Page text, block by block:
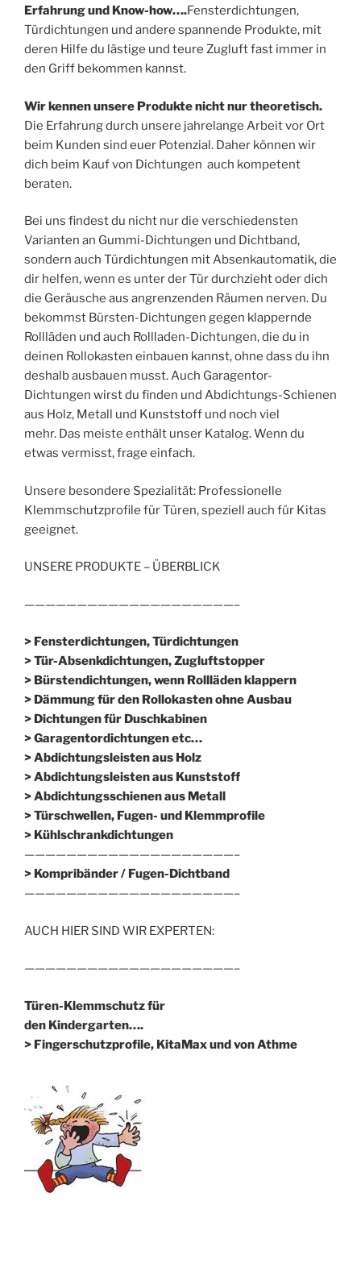
Erfahrung und Know-how….Fensterdichtungen,
Türdichtungen und andere spannende Produkte, mit
deren Hilfe du lästige und teure Zugluft fast immer in
den Griff bekommen kannst.
Wir kennen unsere Produkte nicht nur theoretisch.
Die Erfahrung durch unsere jahrelange Arbeit vor Ort
beim Kunden sind euer Potenzial. Daher können wir
dich beim Kauf von Dichtungen auch kompetent
beraten.
Bei uns findest du nicht nur die verschiedensten
Varianten an Gummi-Dichtungen und Dichtband,
sondern auch Türdichtungen mit Absenkautomatik, die
dir helfen, wenn es unter der Tür durchzieht oder dich
die Geräusche aus angrenzenden Räumen nerven. Du
bekommst Bürsten-Dichtungen gegen klappernde
Rollläden und auch Rollladen-Dichtungen, die du in
deinen Rollokasten einbauen kannst, ohne dass du ihn
deshalb ausbauen musst. Auch Garagentor-
Dichtungen wirst du finden und Abdichtungs-Schienen
aus Holz, Metall und Kunststoff und noch viel
mehr. Das meiste enthält unser Katalog. Wenn du
etwas vermisst, frage einfach.
Unsere besondere Spezialität: Professionelle
Klemmschutzprofile für Türen, speziell auch für Kitas
geeignet.
UNSERE PRODUKTE – ÜBERBLICK
————————————————————–
> Fensterdichtungen, Türdichtungen
> Tür-Absenkdichtungen, Zugluftstopper
> Bürstendichtungen, wenn Rollläden klappern
> Dämmung für den Rollokasten ohne Ausbau
> Dichtungen für Duschkabinen
> Garagentordichtungen etc…
> Abdichtungsleisten aus Holz
> Abdichtungsleisten aus Kunststoff
> Abdichtungsschienen aus Metall
> Türschwellen, Fugen- und Klemmprofile
> Kühlschrankdichtungen
————————————————————–
> Kompribänder / Fugen-Dichtband
————————————————————–
AUCH HIER SIND WIR EXPERTEN:
————————————————————–
Türen-Klemmschutz für
den Kindergarten….
> Fingerschutzprofile, KitaMax und von Athme